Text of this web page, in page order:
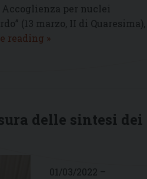
Accoglienza per nuclei
(13 marzo, II di Quaresima),
reading Preghiere
nel
Quaresima
»
delle sintesi dei
01/03/2022 –